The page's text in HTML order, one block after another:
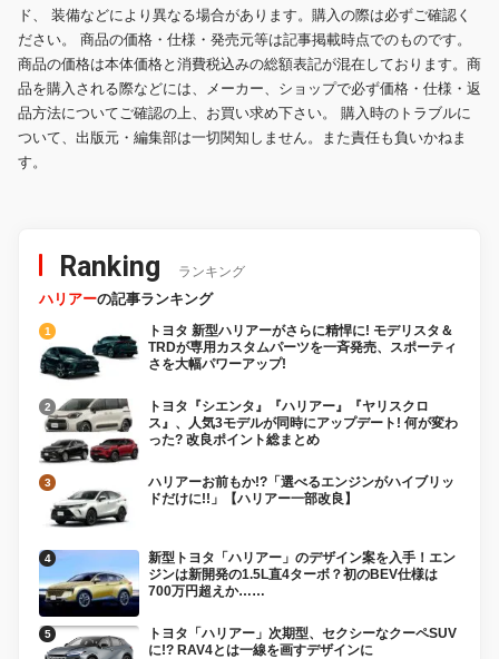
ド、 装備などにより異なる場合があります。購入の際は必ずご確認く
ださい。 商品の価格・仕様・発売元等は記事掲載時点でのものです。
商品の価格は本体価格と消費税込みの総額表記が混在しております。商
品を購入される際などには、メーカー、ショップで必ず価格・仕様・返
品方法についてご確認の上、お買い求め下さい。 購入時のトラブルに
ついて、出版元・編集部は一切関知しません。また責任も負いかねま
す。
Ranking ランキング
ハリアーの記事ランキング
トヨタ 新型ハリアーがさらに精悍に! モデリスタ＆
TRDが専用カスタムパーツを一斉発売、スポーティ
さを大幅パワーアップ!
トヨタ『シエンタ』『ハリアー』『ヤリスクロ
ス』、人気3モデルが同時にアップデート! 何が変わ
った? 改良ポイント総まとめ
ハリアーお前もか!?「選べるエンジンがハイブリッ
ドだけに!!」【ハリアー一部改良】
新型トヨタ「ハリアー」のデザイン案を入手！エン
ジンは新開発の1.5L直4ターボ？初のBEV仕様は
700万円超えか……
トヨタ「ハリアー」次期型、セクシーなクーペSUV
に!? RAV4とは一線を画すデザインに